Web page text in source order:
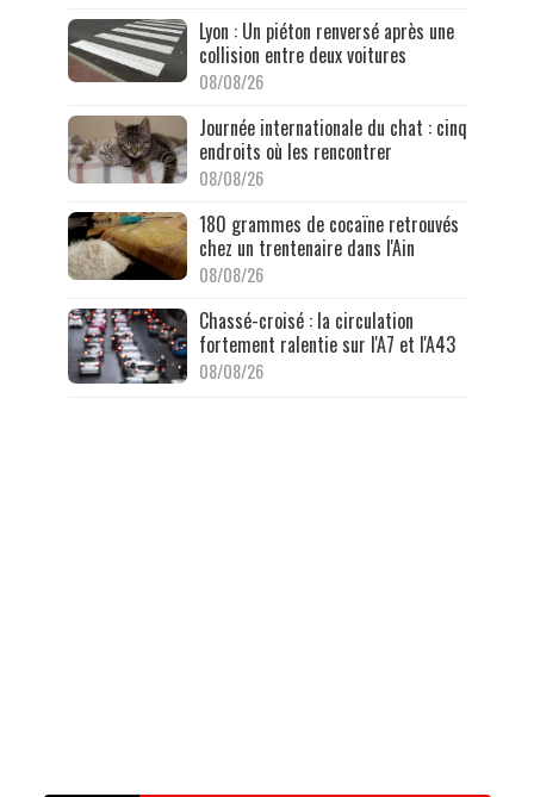
Lyon : Un piéton renversé après une
collision entre deux voitures
08/08/26
Journée internationale du chat : cinq
endroits où les rencontrer
08/08/26
180 grammes de cocaïne retrouvés
chez un trentenaire dans l'Ain
08/08/26
Chassé-croisé : la circulation
fortement ralentie sur l'A7 et l'A43
08/08/26